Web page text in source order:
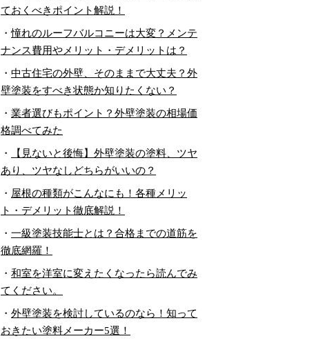
ておくべきポイント解説！
・憧れのルーフバルコニーは大変？メンテ
ナンス費用やメリット・デメリットは？
・ 中古住宅の外壁、そのままで大丈夫？外
壁塗装をすべき状態か知りたくない？
・ 業者選びもポイント？外壁塗装の相場価
格調べてみた
・
【見ないと後悔】外壁塗装の塗料、ツヤ
あり、ツヤなしどちらがいいの？
・ 屋根の種類がこんなにも！各種メリッ
ト・デメリット徹底解説！
・ 一級塗装技能士とは？合格までの道筋を
徹底網羅！
・ 和室を洋室に変えたくなったら読んでみ
てください。
・ 外壁塗装を検討しているのなら！知って
おきたい塗料メーカー5選！